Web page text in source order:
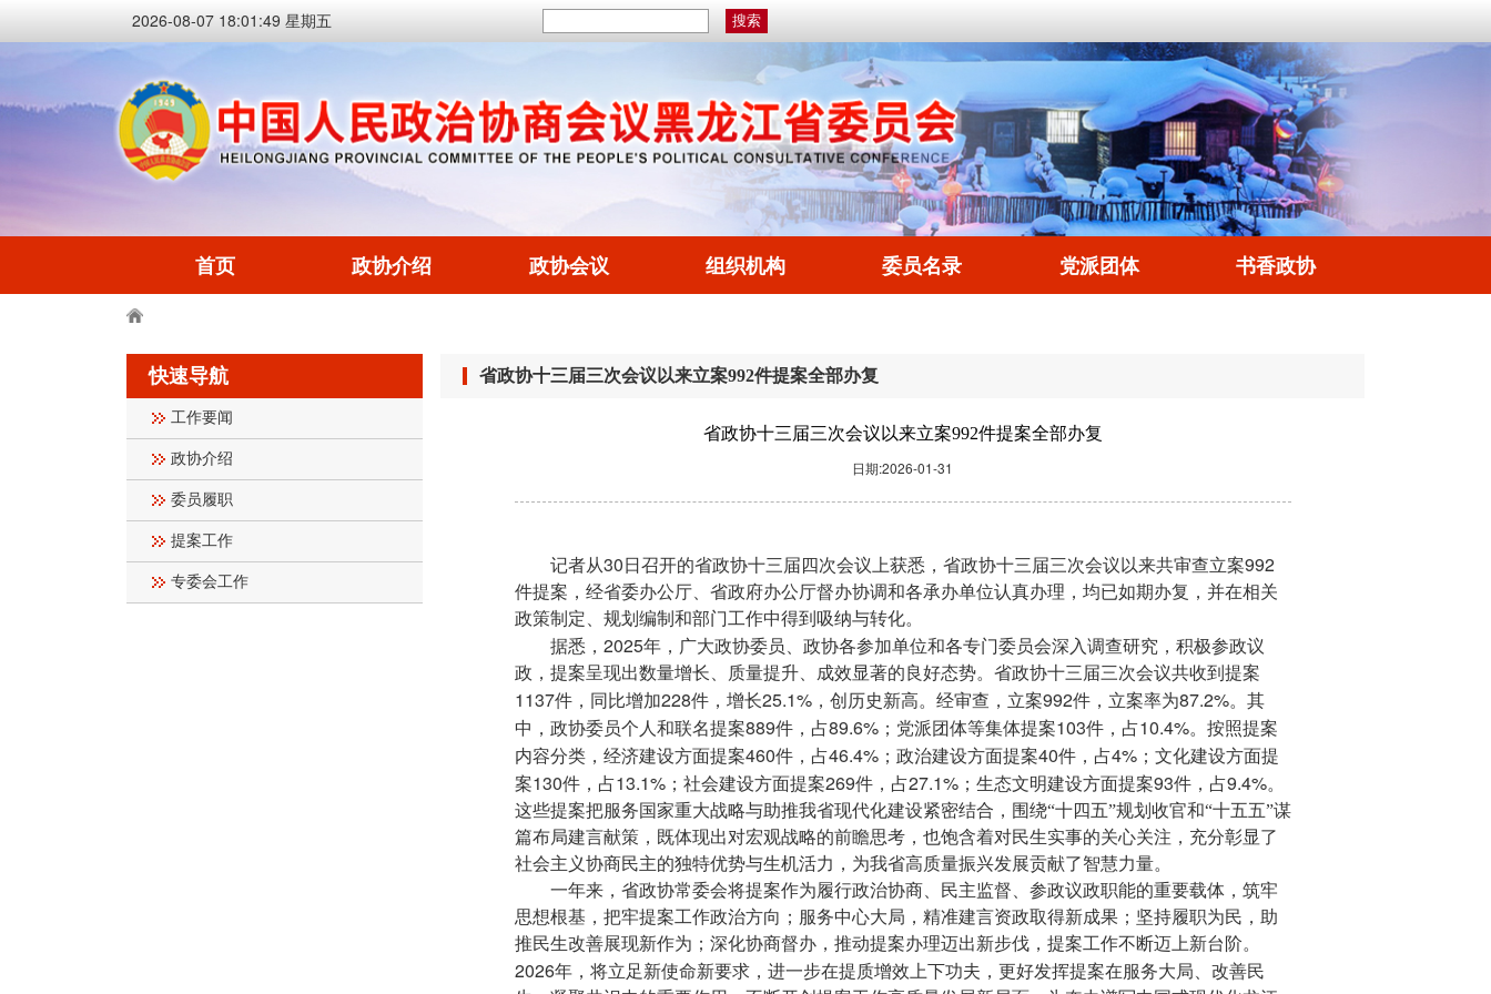
2026-08-07 18:01:50 星期五
首页 政协介绍 政协会议 组织机构 委员名录 党派团体 书香政协
快速导航
工作要闻
政协介绍
委员履职
提案工作
专委会工作
省政协十三届三次会议以来立案992件提案全部办复
省政协十三届三次会议以来立案992件提案全部办复
日期:2026-01-31
记者从30 日召开的省政协十三届四次会议上获悉，省政协十三届三次会议以来共审查立案992
件提案，经省委办公厅、省政府办公厅督办协调和各承办单位认真办理，均已如期办复，并在相关
政策制定、规划编制和部门工作中得到吸纳与转化。
据悉， 2025年，广大政协委员、政协各参加单位和各专门委员会深入调查研究，积极参政议
政，提案呈现出数量增长、质量提升、成效显著的良好态势。省政协十三届三次会议共收到提案
1137件，同比增加228件，增长25.1%，创历史新高。经审查，立案992件，立案率为87.2%。其
中，政协委员个人和联名提案889件，占89.6%；党派团体等集体提案103件，占10.4%。按照提案
内容分类，经济建设方面提案460件，占46.4%；政治建设方面提案40件，占4%；文化建设方面提
案130件，占13.1%；社会建设方面提案269件，占27.1%；生态文明建设方面提案93件，占9.4%。
这些提案把服务国家重大战略与助推我省现代化建设紧密结合，围绕“十四五”规划收官和“十五五”谋
篇布局建言献策，既体现出对宏观战略的前瞻思考，也饱含着对民生实事的关心关注，充分彰显了
社会主义协商民主的独特优势与生机活力，为我省高质量振兴发展贡献了智慧力量。
一年来，省政协常委会将提案作为履行政治协商、民主监督、参政议政职能的重要载体，筑牢
思想根基，把牢提案工作政治方向；服务中心大局，精准建言资政取得新成果；坚持履职为民，助
推民生改善展现新作为；深化协商督办，推动提案办理迈出新步伐，提案工作不断迈上新台阶。
2026年，将立足新使命新要求，进一步在提质增效上下功夫，更好发挥提案在服务大局、改善民